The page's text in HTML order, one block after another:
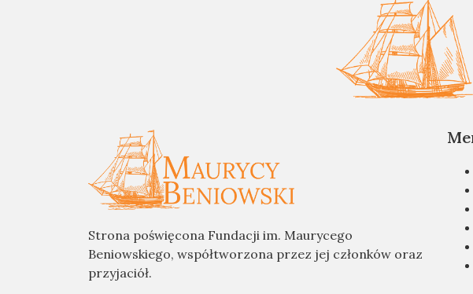
Strona poświęcona Fundacji im. Maurycego
Beniowskiego, współtworzona przez jej członków oraz
przyjaciół.